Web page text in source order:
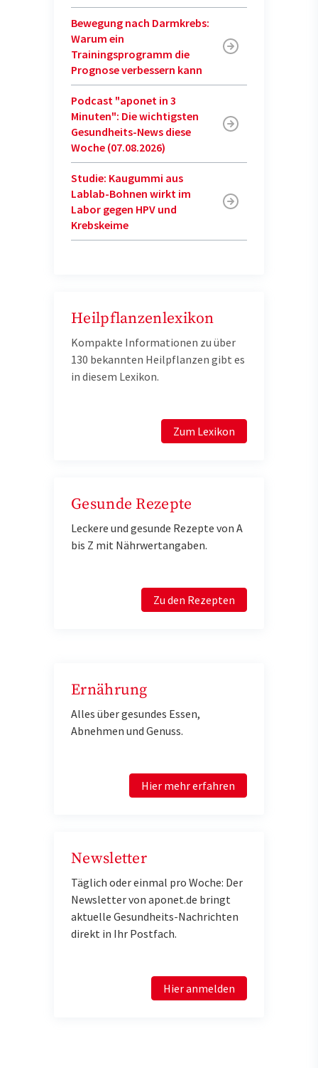
Bewegung nach Darmkrebs:
Warum ein
Trainingsprogramm die
Prognose verbessern kann
Podcast "aponet in 3
Minuten": Die wichtigsten
Gesundheits-News diese
Woche (07.08.2026)
Studie: Kaugummi aus
Lablab-Bohnen wirkt im
Labor gegen HPV und
Krebskeime
Heilpflanzenlexikon
Kompakte Informationen zu über
130 bekannten Heilpflanzen gibt es
in diesem Lexikon.
Zum Lexikon
Gesunde Rezepte
Leckere und gesunde Rezepte von A
bis Z mit Nährwertangaben.
Zu den Rezepten
Ernährung
Alles über gesundes Essen,
Abnehmen und Genuss.
Hier mehr erfahren
Newsletter
Täglich oder einmal pro Woche: Der
Newsletter von aponet.de bringt
aktuelle Gesundheits-Nachrichten
direkt in Ihr Postfach.
Hier anmelden